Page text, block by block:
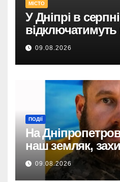
МІСТО
У Дніпрі в
список адрес і
09.08.2026
ПОДІЇ
На
наш земляк,
Кам’янського
Андрієнко.
09.08.2026